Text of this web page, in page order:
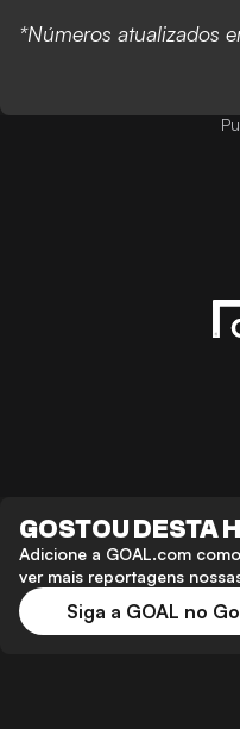
*Números atualizados
GOSTOU DESTA
Adicione a GOAL.com
ver mais reportagens
Siga a GOAL no